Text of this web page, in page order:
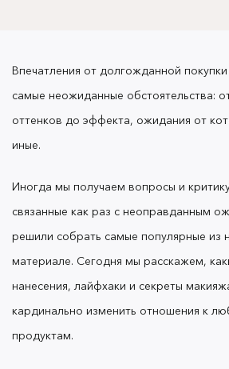
Упаковкатинтов OK Beauty
кажется маленькой: объемом
легко умещается на ладони. Но
мы на вас экономим :)
Формула тинтов очень
трех крохотных капель
полноценного макияжа губ,
ярче. Учитывая расход, одного
Впечатления от долгожданной
самые неожиданные обстоятельства:
оттенков до эффекта, ожидания от
иные.
Иногда мы получаем вопросы и
связанные как раз с неоправданным
решили собрать самые популярные из
материале. Сегодня мы расскажем,
нанесения, лайфхаки и секреты
кардинально изменить отношения к
продуктам.